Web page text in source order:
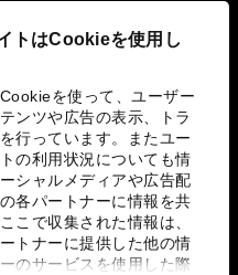
トはCookieを使用し
を使って、ユーザー
ンツや広告の表示、トラ
行っています。またユー
の利用状況についても情
シャルメディアや広告配
各パートナーに情報を共
こで収集された情報は、
トナーに提供した他の情
のサービスを使用した際